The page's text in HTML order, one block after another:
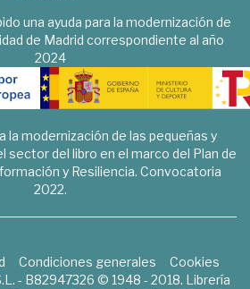
una ayuda para la modernización de
de Madrid correspondiente al año
2024
la modernización de las pequeñas y
sector del libro en el marco del Plan de
y Resiliencia. Convocatoria
2022.
Condiciones generales
Cookies
- B82947326 © 1948 - 2018. Librería